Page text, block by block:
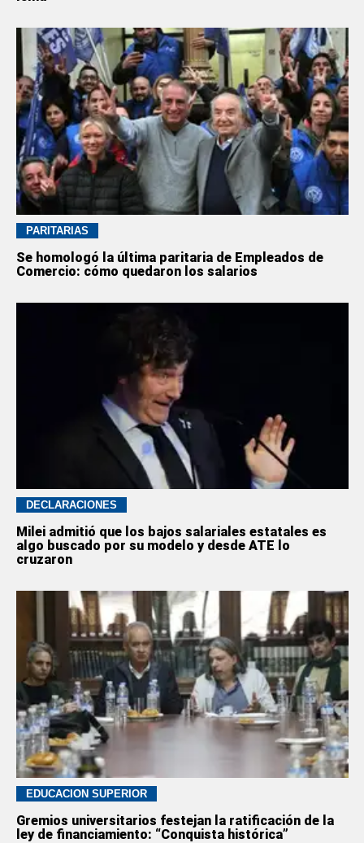
PARITARIAS
Se homologó la última paritaria de Empleados de
Comercio: cómo quedaron los salarios
DECLARACIONES
Milei admitió que los bajos salariales estatales es
algo buscado por su modelo y desde ATE lo
cruzaron
EDUCACION SUPERIOR
Gremios universitarios festejan la ratificación de la
ley de financiamiento: “Conquista histórica”